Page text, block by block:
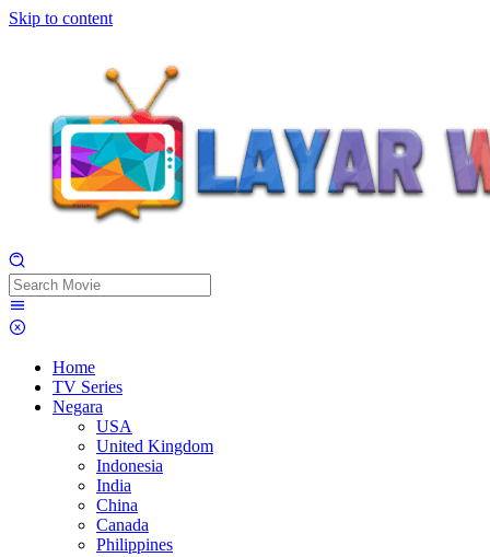
Skip to content
Home
TV Series
Negara
USA
United Kingdom
Indonesia
India
China
Canada
Philippines